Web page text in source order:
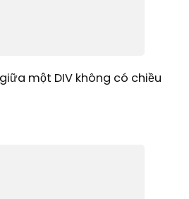
một DIV không có chiều